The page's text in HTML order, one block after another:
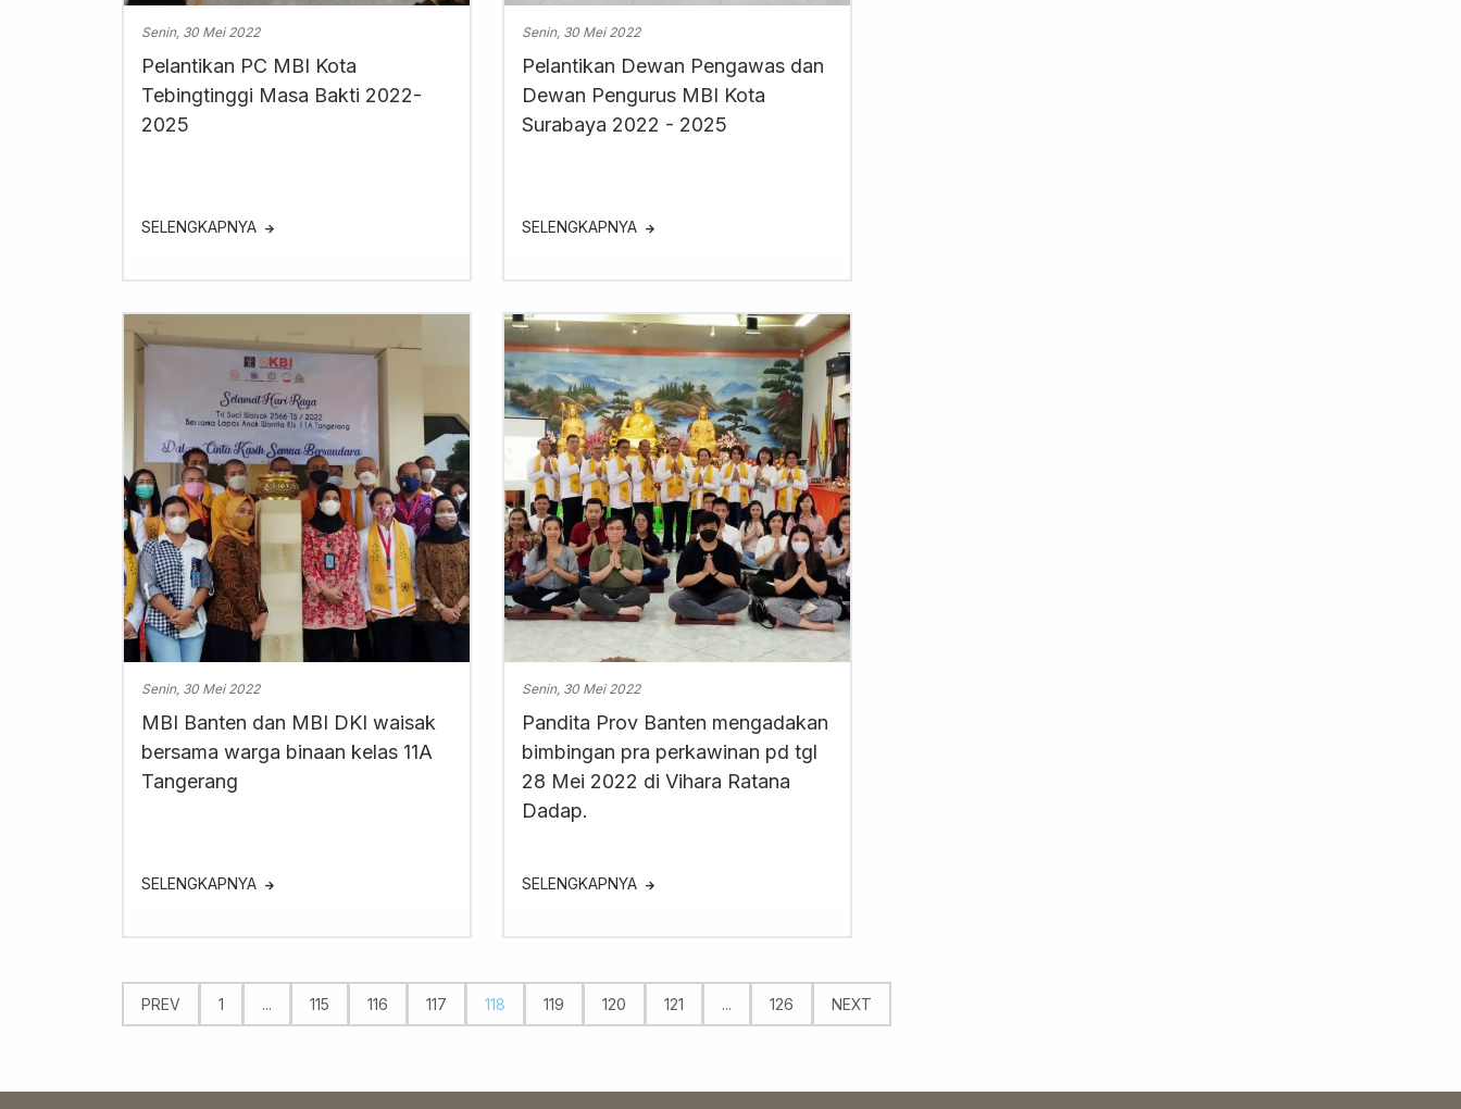
Senin, 30 Mei 2022
Pelantikan PC MBI Kota
Tebingtinggi Masa Bakti 2022-
2025
SELENGKAPNYA
Senin, 30 Mei 2022
Pelantikan Dewan Pengawas dan
Dewan Pengurus MBI Kota
Surabaya 2022 - 2025
SELENGKAPNYA
Senin, 30 Mei 2022
MBI Banten dan MBI DKI waisak
bersama warga binaan kelas 11A
Tangerang
SELENGKAPNYA
Senin, 30 Mei 2022
Pandita Prov Banten mengadakan
bimbingan pra perkawinan pd tgl
28 Mei 2022 di Vihara Ratana
Dadap.
SELENGKAPNYA
PREV 1 ... 115 116 117 118 119 120 121 ... 126 NEXT